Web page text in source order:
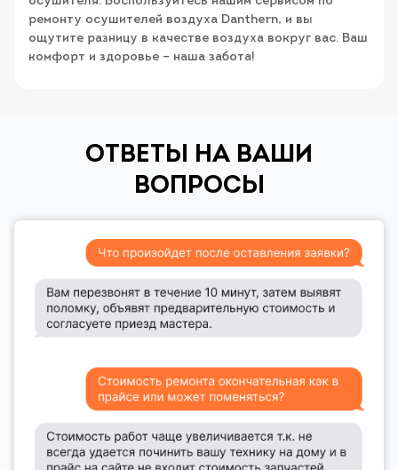
ремонту осушителей воздуха Danthern, и вы
ощутите разницу в качестве воздуха вокруг вас. Ваш
комфорт и здоровье – наша забота!
ОТВЕТЫ НА ВАШИ
ВОПРОСЫ